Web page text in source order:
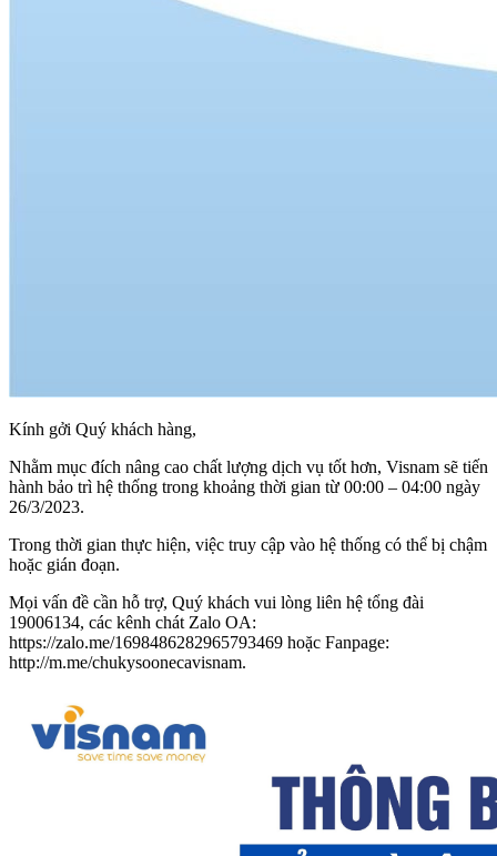
Kính gởi Quý khách hàng,
Nhằm mục đích nâng cao chất lượng dịch vụ tốt hơn, Visnam sẽ tiến
hành bảo trì hệ thống trong khoảng thời gian từ 00:00 – 04:00 ngày
26/3/2023.
Trong thời gian thực hiện, việc truy cập vào hệ thống có thể bị chậm
hoặc gián đoạn.
Mọi vấn đề cần hỗ trợ, Quý khách vui lòng liên hệ tổng đài
19006134, các kênh chát Zalo OA:
https://zalo.me/1698486282965793469 hoặc Fanpage:
http://m.me/chukysoonecavisnam.